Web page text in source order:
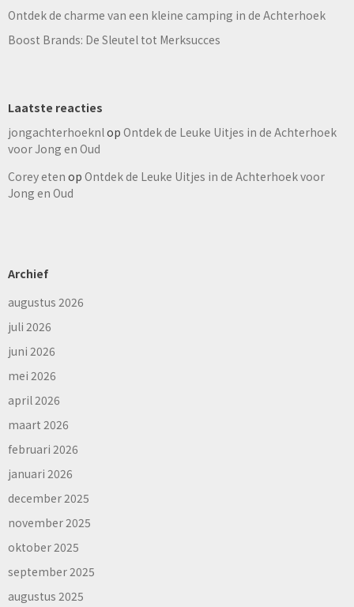
Ontdek de charme van een kleine camping in de Achterhoek
Boost Brands: De Sleutel tot Merksucces
Laatste reacties
jongachterhoeknlop Ontdek de Leuke Uitjes in de Achterhoek
voor Jong en Oud
Corey eten op Ontdek de Leuke Uitjes in de Achterhoek voor
Jong en Oud
Archief
augustus 2026
juli 2026
juni 2026
mei 2026
april 2026
maart 2026
februari 2026
januari 2026
december 2025
november 2025
oktober 2025
september 2025
augustus 2025